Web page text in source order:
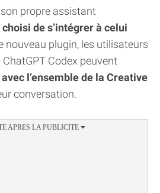
propre assistant
de s’intégrer à celui
nouveau plugin, les utilisateurs
Codex peuvent
l’ensemble de la Creative
conversation.